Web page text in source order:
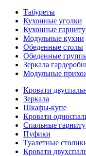
Табуреты
Кухонные уголки
Кухонные
Модульные кухни
Обеденные столы
Обеденные
Зеркала
Модульные
Кровати
Зеркала
Шкафы-купе
Кровати
Спальные
Пуфики
Туалетные
Кровати